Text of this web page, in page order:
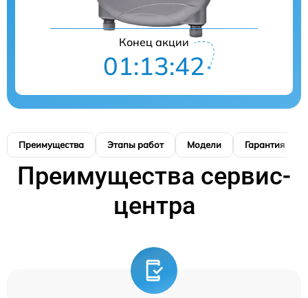
Конец акции
01:13:41
Преимущества Этапы работ Модели Гарантия
Преимущества сервис-
центра